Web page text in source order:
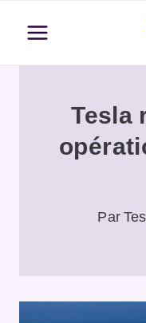
contenu
Tesla
Par